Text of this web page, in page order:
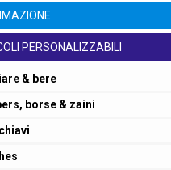
PERSONALIZZABILI
& bere
borse & zaini